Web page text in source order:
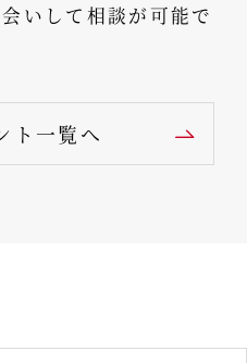
いして相談が可能で
ト一覧へ